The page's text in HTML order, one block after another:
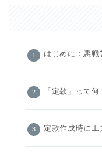
はじめに：悪戦
「定款」って
定款作成時に工